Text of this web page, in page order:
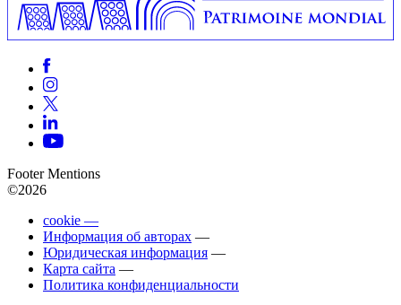
Footer Mentions
©2026
cookie —
Информация об авторах —
Юридическая информация —
Карта сайта —
Политика конфиденциальности